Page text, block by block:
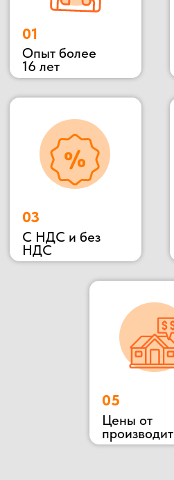
территориальное расположение
Наше производство всегда
потенциальных клиентов и
можете всегда к нам приехать в
убедиться в качестве материалов и
Подробнее